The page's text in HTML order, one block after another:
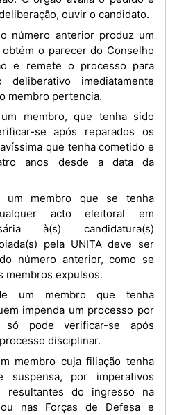
ouvir o candidato.
o parecer do Conselho
e remete o processo para
imediatamente
membro pertencia.
se após reparados os
que tenha cometido e
anos desde a data da
acto eleitoral em
à(s) candidatura(s)
pela UNITA deve ser
número anterior, como se
membros expulsos.
impenda um processo por
só pode verificar-se após
disciplinar.
suspensa, por imperativos
resultantes do ingresso na
nas Forças de Defesa e